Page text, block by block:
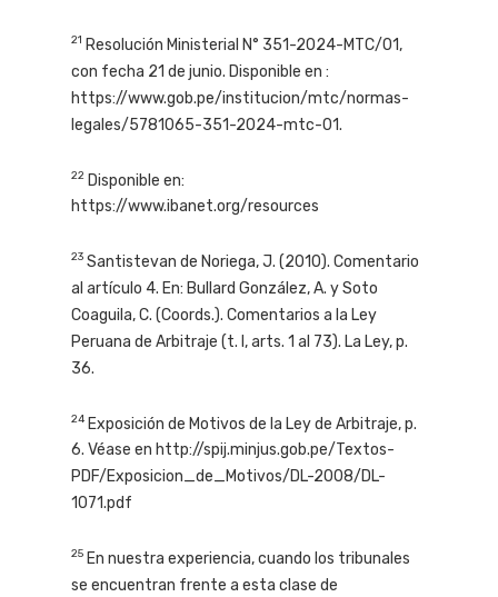
21 Resolución Ministerial N° 351-2024-MTC/01,
con fecha 21 de junio. Disponible en :
https://www.gob.pe/institucion/mtc/normas-
legales/5781065-351-2024-mtc-01.
22 Disponible en:
https://www.ibanet.org/resources
23 Santistevan de Noriega, J. (2010). Comentario
al artículo 4. En: Bullard González, A. y Soto
Coaguila, C. (Coords.). Comentarios a la Ley
Peruana de Arbitraje (t. I, arts. 1 al 73). La Ley, p.
36.
24 Exposición de Motivos de la Ley de Arbitraje, p.
6. Véase en http://spij.minjus.gob.pe/Textos-
PDF/Exposicion_de_Motivos/DL-2008/DL-
1071.pdf
25 En nuestra experiencia, cuando los tribunales
se encuentran frente a esta clase de